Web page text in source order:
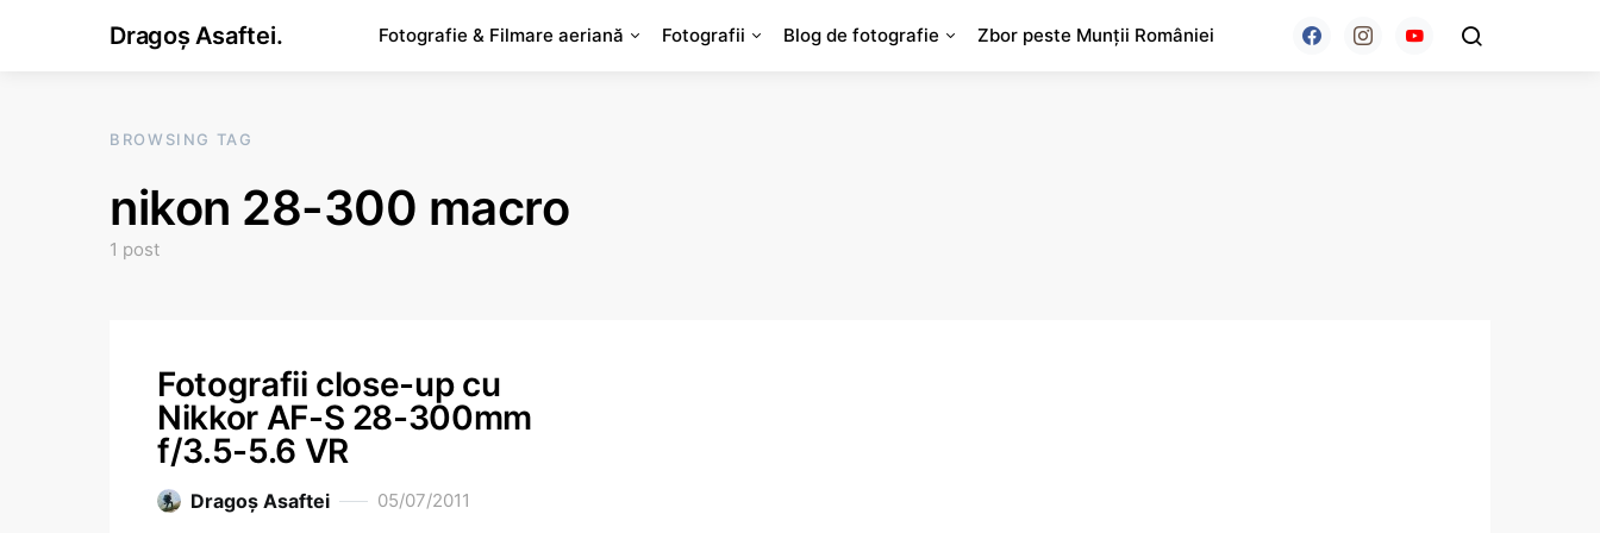
Dragoș Asaftei. Fotografie & Filmare aeriană Fotografii Blog de fotografie Zbor peste Munții României
BROWSING TAG
nikon 28-300 macro
1 post
Fotografii close-up cu
Nikkor AF-S 28-300mm
f/3.5-5.6 VR
Dragoş Asaftei 05/07/2011